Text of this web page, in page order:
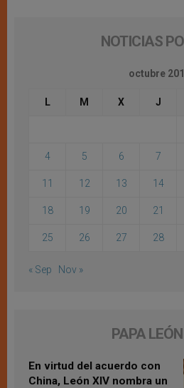
NOTICIAS
octubre
L M X J
4 5 6 7
11 12 13 14
18 19 20 21
25 26 27 28
« Sep Nov »
PAPA
En virtud del acuerdo con
China, León XIV nombra un